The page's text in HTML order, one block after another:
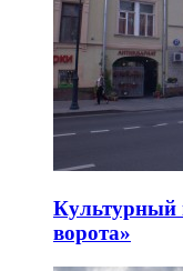
Культурный
ворота»